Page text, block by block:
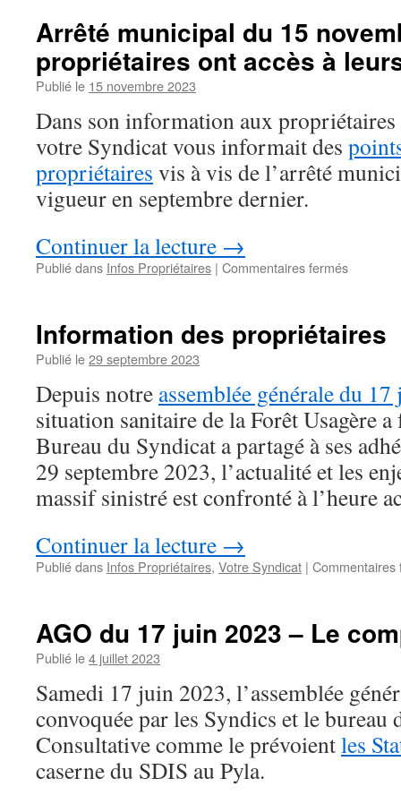
–
février
2024
Arrêté municipal du 15
propriétaires ont accès à
Publié le 15 novembre 2023
Dans son information aux propriétaires
votre Syndicat vous informait des
propriétaires vis à vis de l’arrêté
vigueur en septembre dernier.
Continuer la lecture →
Publié dans Infos Propriétaires | Commentaires ferméssur
15
:
les
ont
à
leurs
Information des propriétaires
Publié le29 septembre 2023
Depuis notre assemblée générale du
situation sanitaire de la Forêt Usagère
Bureau du Syndicat a partagé à ses
29 septembre 2023, l’actualité et les
massif sinistré est confronté à l’heure
Continuer la lecture →
Publié dans Infos Propriétaires, Votre Syndicat | Commentaires
AGO du 17 juin 2023 – Le
Publié le4 juillet 2023
Samedi 17 juin 2023, l’assemblée
convoquée par les Syndics et le bureau
Consultative comme le prévoientles
caserne du SDIS au Pyla.